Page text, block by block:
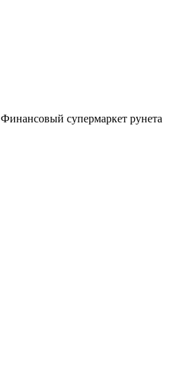
Финансовый супермаркет рунета